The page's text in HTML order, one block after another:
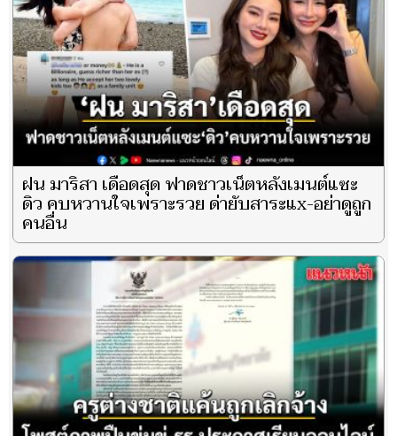
ฝน มาริสา เดือดสุด ฟาดชาวเน็ตหลังเมนต์แซะ
ดิว คบหวานใจเพราะรวย ด่ายับสาระแx-อย่าดูถูก
คนอื่น